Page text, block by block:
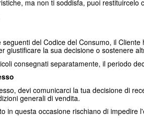
ma non ti soddisfa, puoi restituircelo
del Codice del Consumo, il
giustificare la sua decisione o sostenere
consegnati separatamente, il periodo
devi comunicarci la tua decisione di
generali di vendita.
in questa occasione rischiano di impedire